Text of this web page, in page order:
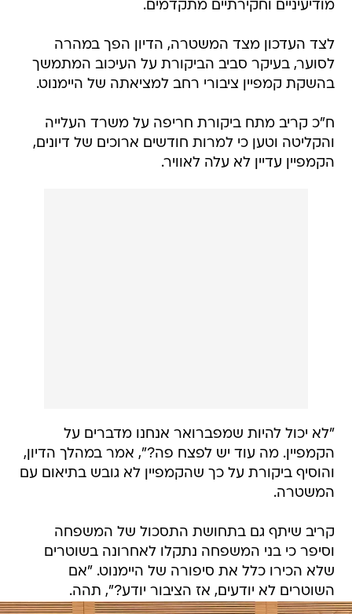
מודיעיניים וחקירתיים מתקדמים.
לצד העדכון מצד המשטרה, הדיון הפך במהרה
לסוער, בעיקר סביב הביקורת על העיכוב המתמשך
בהשקת קמפיין ציבורי רחב למציאתה של היימנוט.
ח"כ קריב מתח ביקורת חריפה על משרד העלייה
והקליטה וטען כי למרות חודשים ארוכים של דיונים,
הקמפיין עדיין לא עלה לאוויר.
"לא יכול להיות שמפברואר אנחנו מדברים על
הקמפיין. מה עוד יש לפצח פה?", אמר במהלך הדיון,
והוסיף ביקורת על כך שהקמפיין לא גובש בתיאום עם
המשטרה.
קריב שיתף גם בתחושת התסכול של המשפחה
וסיפר כי בני המשפחה נתקלו לאחרונה בשוטרים
שלא הכירו כלל את סיפורה של היימנוט. "אם
השוטרים לא יודעים, אז הציבור יודע?", תהה.